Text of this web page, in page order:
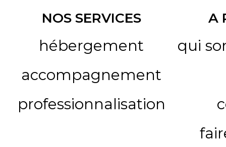
NOS SERVICES
hébergement
accompagnement
professionnalisation
A
qui